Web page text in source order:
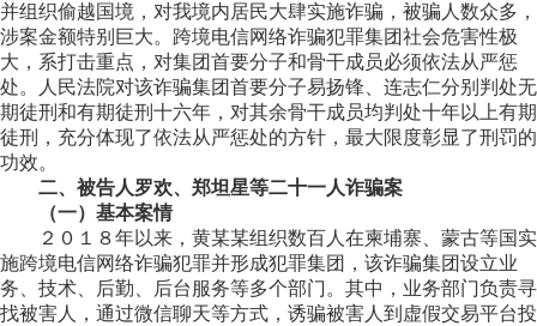
并组织偷越国境，对我境内居民大肆实施诈骗，被骗人数众多，
涉案金额特别巨大。跨境电信网络诈骗犯罪集团社会危害性极
大，系打击重点，对集团首要分子和骨干成员必须依法从严惩
处。人民法院对该诈骗集团首要分子易扬锋、连志仁分别判处无
期徒刑和有期徒刑十六年，对其余骨干成员均判处十年以上有期
徒刑，充分体现了依法从严惩处的方针，最大限度彰显了刑罚的
功效。
二、被告人罗欢、郑坦星等二十一人诈骗案
（一）基本案情
２０１８年以来，黄某某组织数百人在柬埔寨、蒙古等国实
施跨境电信网络诈骗犯罪并形成犯罪集团，该诈骗集团设立业
务、技术、后勤、后台服务等多个部门。其中，业务部门负责寻
找被害人，通过微信聊天等方式，诱骗被害人到虚假交易平台投